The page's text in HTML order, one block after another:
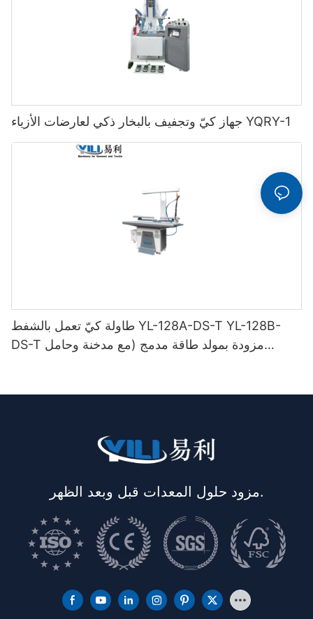
جهاز كيّ وتجفيف بالبخار ذكي لعارضات الأزياء YQRY-1
طاولة كيّ تعمل بالشفط YL-128A-DS-T YL-128B-
DS-T مزودة بمولد طاقة مدمج (مع مدخنة وحامل
مزود حلول المعدات قبل وبعد الظهر.